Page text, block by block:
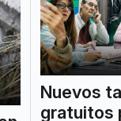
Nuevos
gratuitos